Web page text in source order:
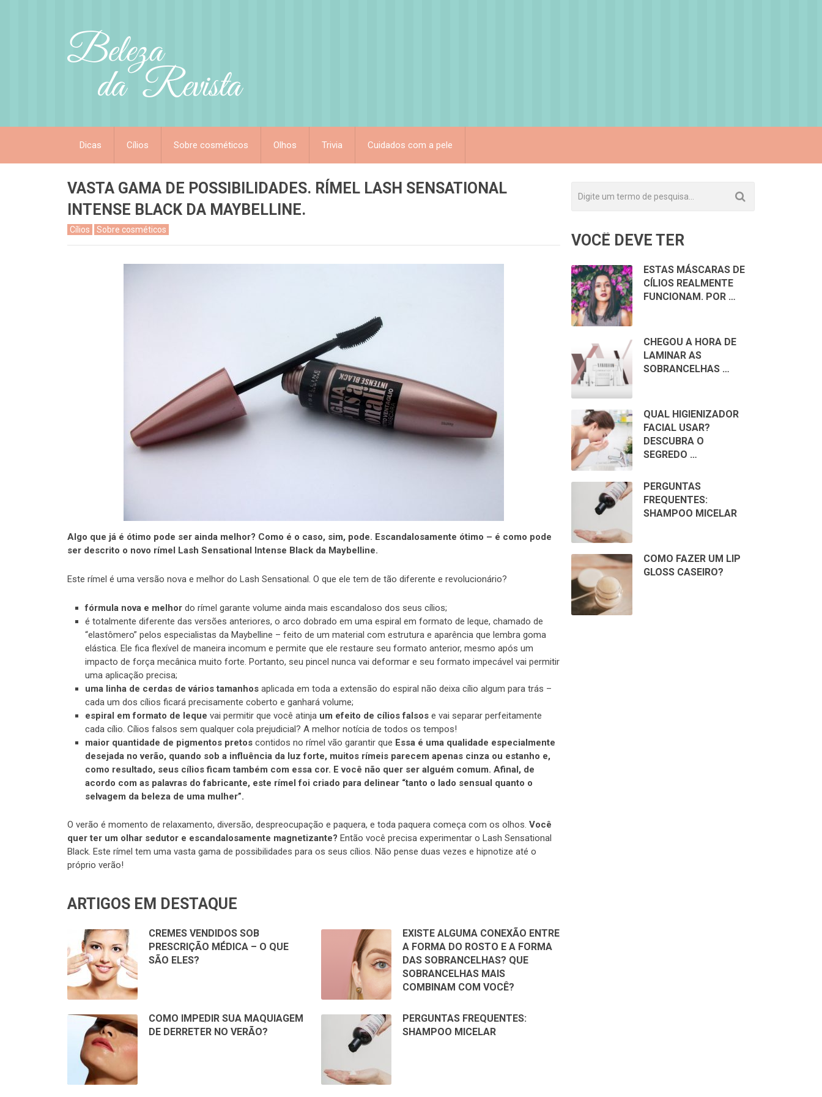
Dicas Cílios Sobre cosméticos Olhos Trivia Cuidados com a pele
VASTA GAMA DE POSSIBILIDADES. RÍMEL LASH SENSATIONAL
INTENSE BLACK DA MAYBELLINE.
Cílios Sobre cosméticos
Algo que já é ótimo pode ser ainda melhor? Como é o caso, sim, pode. Escandalosamente ótimo – é como pode
ser descrito o novo rímel Lash Sensational Intense Black da Maybelline.
Este rímel é uma versão nova e melhor do Lash Sensational. O que ele tem de tão diferente e revolucionário?
fórmula nova e melhordo rímel garante volume ainda mais escandaloso dos seus cílios;
é totalmente diferente das versões anteriores, o arco dobrado em uma espiral em formato de leque, chamado de
“elastômero” pelos especialistas da Maybelline – feito de um material com estrutura e aparência que lembra goma
elástica. Ele fica flexível de maneira incomum e permite que ele restaure seu formato anterior, mesmo após um
impacto de força mecânica muito forte. Portanto, seu pincel nunca vai deformar e seu formato impecável vai permitir
uma aplicação precisa;
uma linha de cerdas de vários tamanhosaplicada em toda a extensão do espiral não deixa cílio algum para trás –
cada um dos cílios ficará precisamente coberto e ganhará volume;
espiral em formato de leque vai permitir que você atinjaum efeito de cílios falsose vai separar perfeitamente
cada cílio. Cílios falsos sem qualquer cola prejudicial? A melhor notícia de todos os tempos!
maior quantidade de pigmentos pretoscontidos no rímel vão garantir que Essa é uma qualidade especialmente
desejada no verão, quando sob a influência da luz forte, muitos rímeis parecem apenas cinza ou estanho e,
como resultado, seus cílios ficam também com essa cor. E você não quer ser alguém comum. Afinal, de
acordo com as palavras do fabricante, este rímel foi criado para delinear “tanto o lado sensual quanto o
selvagem da beleza de uma mulher”.
O verão é momento de relaxamento, diversão, despreocupação e paquera, e toda paquera começa com os olhos. Você
quer ter um olhar sedutor e escandalosamente magnetizante? Então você precisa experimentar o Lash Sensational
Black. Este rímel tem uma vasta gama de possibilidades para os seus cílios. Não pense duas vezes e hipnotize até o
próprio verão!
ARTIGOS EM DESTAQUE
CREMES VENDIDOS SOB
PRESCRIÇÃO MÉDICA – O QUE
SÃO ELES?
EXISTE ALGUMA CONEXÃO ENTRE
A FORMA DO ROSTO E A FORMA
DAS SOBRANCELHAS? QUE
SOBRANCELHAS MAIS
COMBINAM COM VOCÊ?
COMO IMPEDIR SUA MAQUIAGEM
DE DERRETER NO VERÃO?
PERGUNTAS FREQUENTES:
SHAMPOO MICELAR
VOCÊ DEVE TER
ESTAS MÁSCARAS DE
CÍLIOS REALMENTE
FUNCIONAM. POR …
CHEGOU A HORA DE
LAMINAR AS
SOBRANCELHAS …
QUAL HIGIENIZADOR
FACIAL USAR?
DESCUBRA O
SEGREDO …
PERGUNTAS
FREQUENTES:
SHAMPOO MICELAR
COMO FAZER UM LIP
GLOSS CASEIRO?